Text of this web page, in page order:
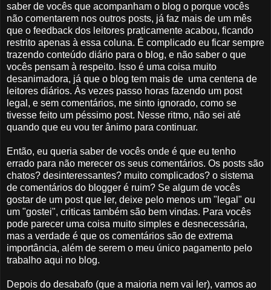
saber de vocês que acompanham o blog o porque vocês
não comentarem nos outros posts, já faz mais de um mês
que o feedback dos leitores praticamente acabou, ficando
restrito apenas à essa coluna. É complicado eu ficar sempre
trazendo conteúdo diário para o blog, e não saber o que
vocês pensam à respeito. Isso é uma coisa muito
desanimadora, já que o blog tem mais de uma centena de
leitores diários. Às vezes passo horas fazendo um post
legal, e sem comentários, me sinto ignorado, como se
tivesse feito um péssimo post. Nesse ritmo, não sei até
quando que eu vou ter ânimo para continuar.
Então, eu queria saber de vocês onde é que eu tenho
errado para não merecer os seus comentários. Os posts são
chatos? desinteressantes? muito complicados? o sistema
de comentários do blogger é ruim? Se algum de vocês
gostar de um post que ler, deixe pelo menos um "legal" ou
um "gostei", criticas também são bem vindas. Para vocês
pode parecer uma coisa muito simples e desnecessária,
mas a verdade é que os comentários são de extrema
importância, além de serem o meu único pagamento pelo
trabalho aqui no blog.
Depois do desabafo (que a maioria nem vai ler), vamos ao